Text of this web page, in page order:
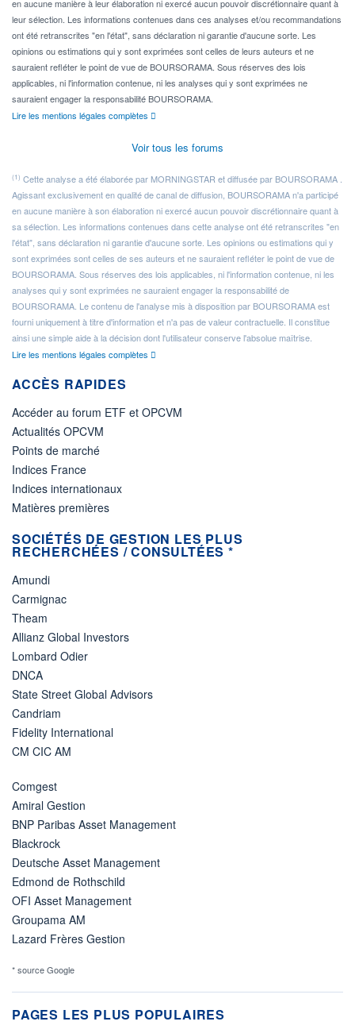
en aucune manière à leur élaboration ni exercé aucun pouvoir discrétionnaire quant à
leur sélection. Les informations contenues dans ces analyses et/ou recommandations
ont été retranscrites "en l'état", sans déclaration ni garantie d'aucune sorte. Les
opinions ou estimations qui y sont exprimées sont celles de leurs auteurs et ne
sauraient refléter le point de vue de BOURSORAMA. Sous réserves des lois
applicables, ni l'information contenue, ni les analyses qui y sont exprimées ne
sauraient engager la responsabilité BOURSORAMA.
Lire les mentions légales complètes
Voir tous les forums
(1) Cette analyse a été élaborée par MORNINGSTAR et diffusée par BOURSORAMA .
Agissant exclusivement en qualité de canal de diffusion, BOURSORAMA n'a participé
en aucune manière à son élaboration ni exercé aucun pouvoir discrétionnaire quant à
sa sélection. Les informations contenues dans cette analyse ont été retranscrites "en
l'état", sans déclaration ni garantie d'aucune sorte. Les opinions ou estimations qui y
sont exprimées sont celles de ses auteurs et ne sauraient refléter le point de vue de
BOURSORAMA. Sous réserves des lois applicables, ni l'information contenue, ni les
analyses qui y sont exprimées ne sauraient engager la responsabilité de
BOURSORAMA. Le contenu de l'analyse mis à disposition par BOURSORAMA est
fourni uniquement à titre d'information et n'a pas de valeur contractuelle. Il constitue
ainsi une simple aide à la décision dont l'utilisateur conserve l'absolue maîtrise.
Lire les mentions légales complètes
ACCÈS RAPIDES
Accéder au forum ETF et OPCVM
Actualités OPCVM
Points de marché
Indices France
Indices internationaux
Matières premières
SOCIÉTÉS DE GESTION LES PLUS
RECHERCHÉES / CONSULTÉES *
Amundi
Carmignac
Theam
Allianz Global Investors
Lombard Odier
DNCA
State Street Global Advisors
Candriam
Fidelity International
CM CIC AM
Comgest
Amiral Gestion
BNP Paribas Asset Management
Blackrock
Deutsche Asset Management
Edmond de Rothschild
OFI Asset Management
Groupama AM
Lazard Frères Gestion
* source Google
PAGES LES PLUS POPULAIRES